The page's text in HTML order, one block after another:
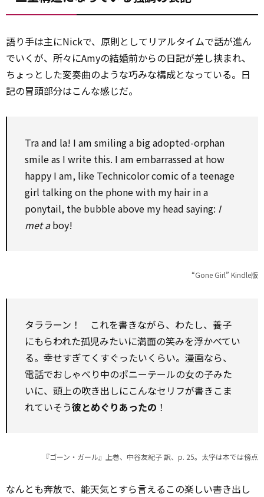
語り手は主にNickで、原則としてリアルタイムで話が進ん
でいくが、所々にAmyの結婚前からの日記が差し挟まれ、
ちょっとした変奏曲のような巧みな構成となっている。日
記の冒頭部分はこんな感じだ。
Tra and la! I am smiling a big adopted-orphan
smile as I write this. I am embarrassed at how
happy I am, like Technicolor comic of a teenage
girl talking on the phone with my hair in a
ponytail, the bubble above my head saying: I
met aboy!
“Gone Girl” Kindle版
タララーン！ これを書きながら、わたし、養子
にもらわれた孤児みたいに満面の笑みを浮かべてい
る。幸せすぎてくすぐったいくらい。漫画なら、
電話でおしゃべり中のポニーテールの女の子みた
いに、頭上の吹き出しにこんなセリフが書きこま
れていそう――彼とめぐりあったの ！
『ゴーン・ガール』上巻、中谷友紀子 訳、p. 25。太字は本では傍点
なんとも奔放で、能天気とすら言えるこの楽しい書き出し